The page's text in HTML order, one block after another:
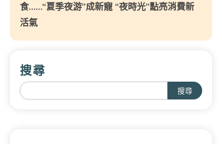
食……“夏季夜游”成新寵 “夜時光”點亮消費新
活氣
搜尋
搜尋